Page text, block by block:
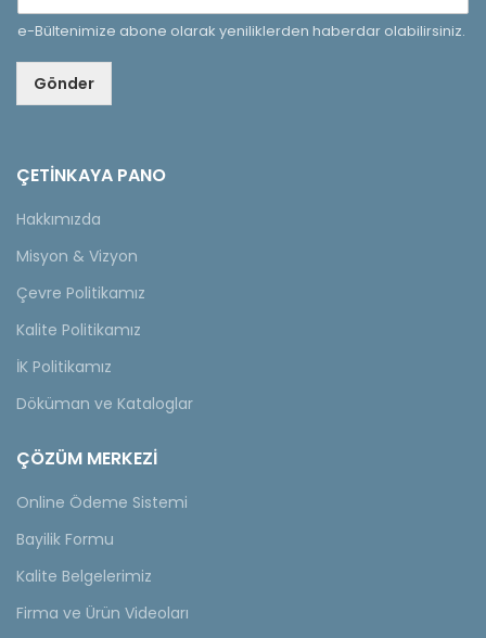
e-Bültenimize abone olarak yeniliklerden haberdar olabilirsiniz.
Gönder
ÇETINKAYA PANO
Hakkımızda
Misyon & Vizyon
Çevre Politikamız
Kalite Politikamız
İK Politikamız
Döküman ve Kataloglar
ÇÖZÜM MERKEZİ
Online Ödeme Sistemi
Bayilik Formu
Kalite Belgelerimiz
Firma ve Ürün Videoları